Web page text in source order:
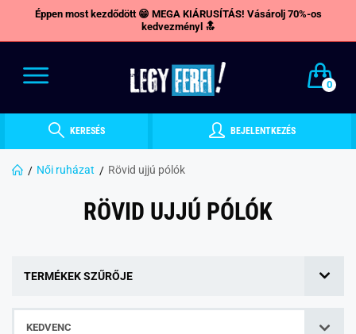
Éppen most kezdődött 😁 MEGA KIÁRUSÍTÁS! Vásárolj 70%-os
kedvezményl 🔝
0
KERESÉS BEJELENTKEZÉS
Női ruházat Rövid ujjú pólók
RÖVID UJJÚ PÓLÓK
TERMÉKEK SZŰRŐJE
KEDVENC